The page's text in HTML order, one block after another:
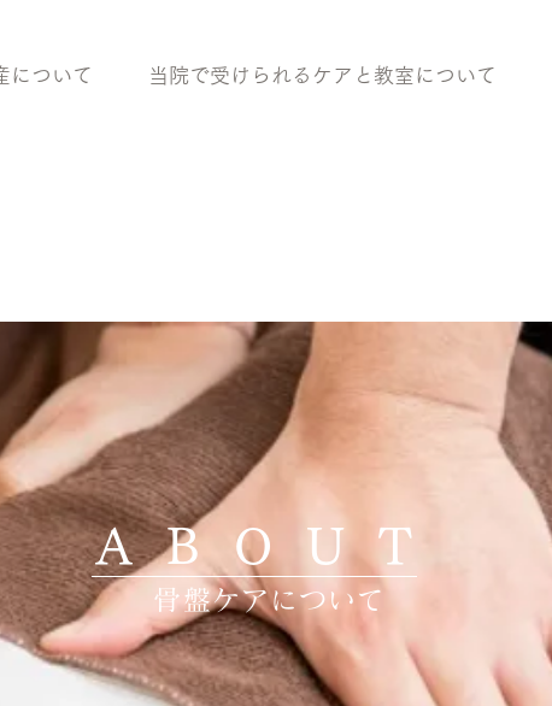
について 当院で受けられるケアと教室について
骨盤ケアについて
ABOUT